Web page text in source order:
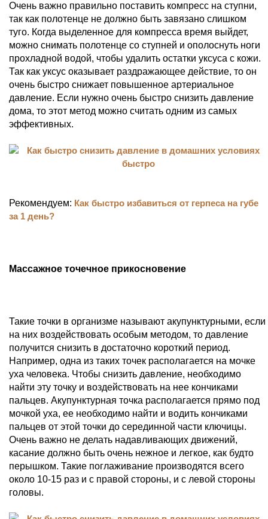
Очень важно правильно поставить компресс на ступни,
так как полотенце не должно быть завязано слишком
туго. Когда выделенное для компресса время выйдет,
можно снимать полотенце со ступней и ополоснуть ноги
прохладной водой, чтобы удалить остатки уксуса с кожи.
Так как уксус оказывает раздражающее действие, то он
очень быстро снижает повышенное артериальное
давление. Если нужно очень быстро снизить давление
дома, то этот метод можно считать одним из самых
эффективных.
Рекомендуем: Как быстро избавиться от герпеса на губе
за 1 день?
Массажное точечное прикосновение
Такие точки в организме называют акупунктурными, если
на них воздействовать особым методом, то давление
получится снизить в достаточно короткий период.
Например, одна из таких точек располагается на мочке
уха человека. Чтобы снизить давление, необходимо
найти эту точку и воздействовать на нее кончиками
пальцев. Акупунктурная точка располагается прямо под
мочкой уха, ее необходимо найти и водить кончиками
пальцев от этой точки до серединной части ключицы.
Очень важно не делать надавливающих движений,
касание должно быть очень нежное и легкое, как будто
перышком. Такие поглаживание производятся всего
около 10-15 раз и с правой стороны, и с левой стороны
головы.